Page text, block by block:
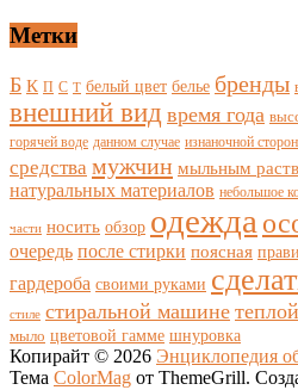
Метки
Б К П С Т белый цвет белье бренды
внешний вид время года
горячей воде данном случае изнаночной
средства мужчин мыльным
натуральных материалов небольшое
части носить обзор одежда
очередь после стирки поясная
гардероба своими руками
стиле стиральной машине
мыло цветовой гамме шнуровка
Копирайт © 2026 Энциклопедия
Тема ColorMag от ThemeGrill.